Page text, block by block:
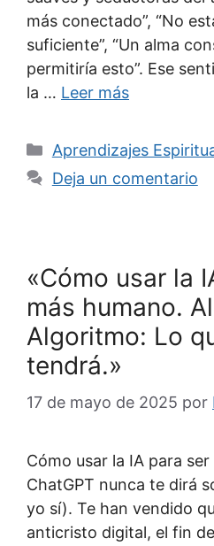
más conectado”, “No
suficiente”, “Un alma
permitiría esto”. Ese
la … Leer más
Categorías
Aprendizajes
Deja un comentario
«Cómo usar la
más humano.
Algoritmo: Lo
tendrá.»
17 de mayo de 2025 por
Cómo usar la IA para
ChatGPT nunca te dirá
yo sí). Te han vendido
anticristo digital, el fin